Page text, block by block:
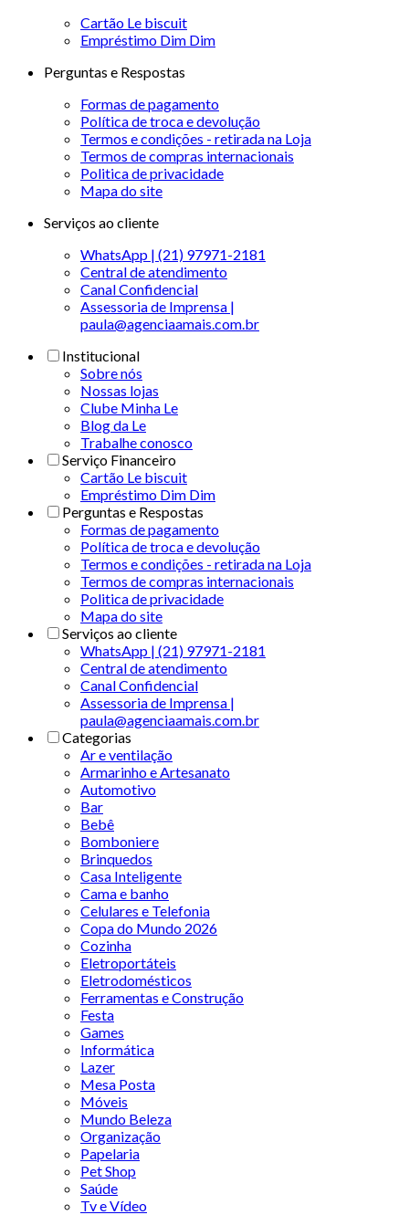
Cartão Le biscuit
Empréstimo Dim Dim
Perguntas e Respostas
Formas de pagamento
Política de troca e devolução
Termos e condições - retirada na Loja
Termos de compras internacionais
Politica de privacidade
Mapa do site
Serviços ao cliente
WhatsApp | (21) 97971-2181
Central de atendimento
Canal Confidencial
Assessoria de Imprensa |
paula@agenciaamais.com.br
Institucional
Sobre nós
Nossas lojas
Clube Minha Le
Blog da Le
Trabalhe conosco
Serviço Financeiro
Cartão Le biscuit
Empréstimo Dim Dim
Perguntas e Respostas
Formas de pagamento
Política de troca e devolução
Termos e condições - retirada na Loja
Termos de compras internacionais
Politica de privacidade
Mapa do site
Serviços ao cliente
WhatsApp | (21) 97971-2181
Central de atendimento
Canal Confidencial
Assessoria de Imprensa |
paula@agenciaamais.com.br
Categorias
Ar e ventilação
Armarinho e Artesanato
Automotivo
Bar
Bebê
Bomboniere
Brinquedos
Casa Inteligente
Cama e banho
Celulares e Telefonia
Copa do Mundo 2026
Cozinha
Eletroportáteis
Eletrodomésticos
Ferramentas e Construção
Festa
Games
Informática
Lazer
Mesa Posta
Móveis
Mundo Beleza
Organização
Papelaria
Pet Shop
Saúde
Tv e Vídeo